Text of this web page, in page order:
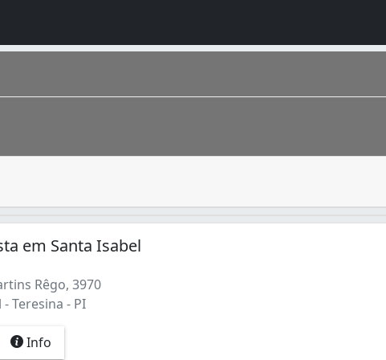
no Centro-Norte do estado. O município está a 366 km
em Santa Isabel
Rêgo, 3970
Teresina - PI
Info